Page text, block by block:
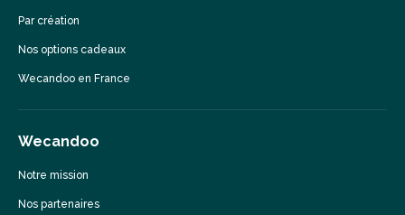
Par création
Nos options cadeaux
Wecandoo en France
Wecandoo
Notre mission
Nos partenaires